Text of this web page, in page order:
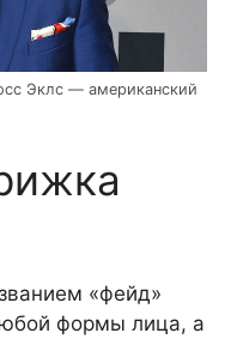
Эклс — американский
«фейд»
формы лица, а